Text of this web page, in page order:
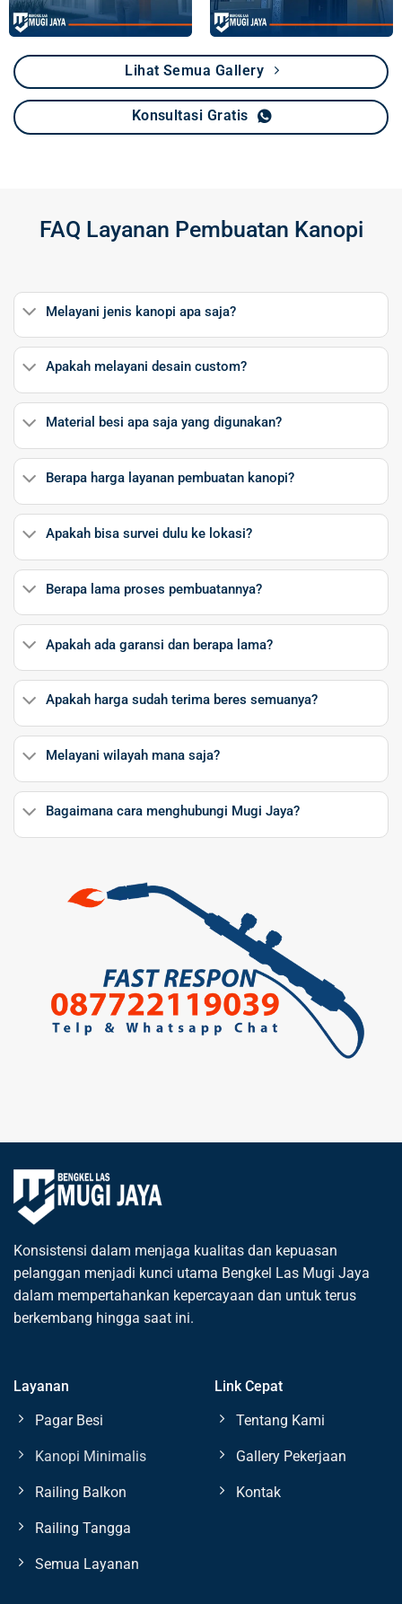
Lihat Semua Gallery
Konsultasi Gratis
FAQ Layanan Pembuatan Kanopi
Melayani jenis kanopi apa saja?
Apakah melayani desain custom?
Material besi apa saja yang digunakan?
Berapa harga layanan pembuatan kanopi?
Apakah bisa survei dulu ke lokasi?
Berapa lama proses pembuatannya?
Apakah ada garansi dan berapa lama?
Apakah harga sudah terima beres semuanya?
Melayani wilayah mana saja?
Bagaimana cara menghubungi Mugi Jaya?
Konsistensi dalam menjaga kualitas dan kepuasan
pelanggan menjadi kunci utama Bengkel Las Mugi Jaya
dalam mempertahankan kepercayaan dan untuk terus
berkembang hingga saat ini.
Layanan
Pagar Besi
Kanopi Minimalis
Railing Balkon
Railing Tangga
Semua Layanan
Link Cepat
Tentang Kami
Gallery Pekerjaan
Kontak